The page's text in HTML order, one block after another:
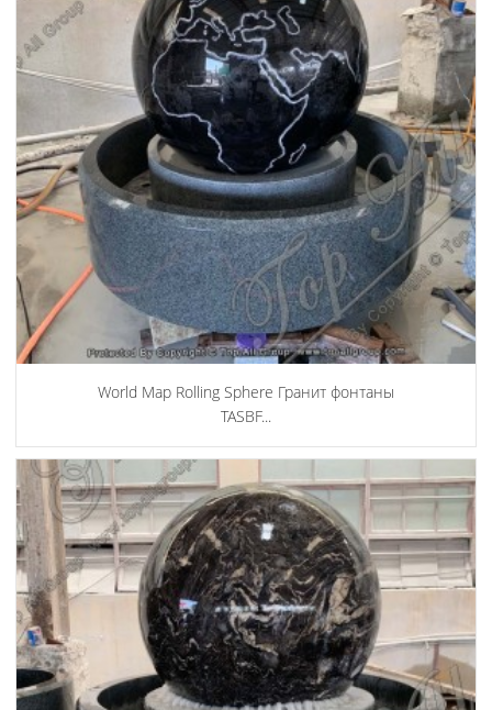
World Map Rolling Sphere Гранит фонтаны
TASBF...